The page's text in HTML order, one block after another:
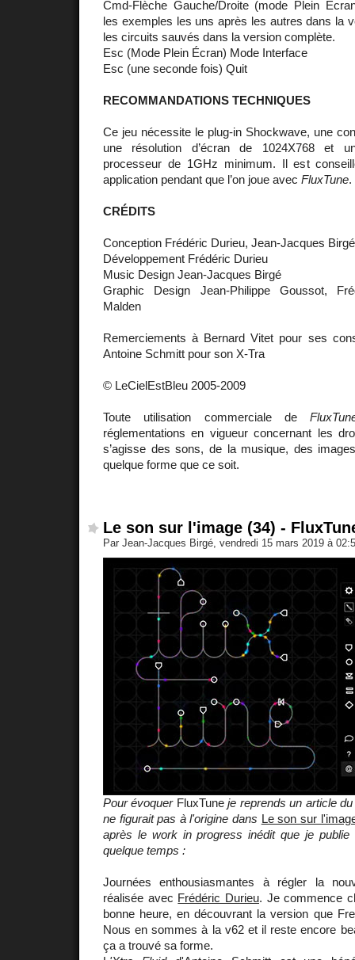
Cmd-Flèche Gauche/Droite (mode Plein
les exemples les uns après les autres dans la
les circuits sauvés dans la version complète.
Esc (Mode Plein Écran) Mode Interface
Esc (une seconde fois) Quit
RECOMMANDATIONS TECHNIQUES
Ce jeu nécessite le plug-in Shockwave, une
une résolution d’écran de 1024X768 et
processeur de 1GHz minimum. Il est
application pendant que l’on joue avec FluxTune.
CRÉDITS
Conception Frédéric Durieu, Jean-Jacques
Développement Frédéric Durieu
Music Design Jean-Jacques Birgé
Graphic Design Jean-Philippe Goussot,
Malden
Remerciements à Bernard Vitet pour ses
Antoine Schmitt pour son X-Tra
© LeCielEstBleu 2005-2009
Toute utilisation commerciale de
réglementations en vigueur concernant les
s’agisse des sons, de la musique, des
quelque forme que ce soit.
Le son sur l'image (34) -
Par Jean-Jacques Birgé, vendredi 15 mars 2019 à
Pour évoquer FluxTuneje reprends un article
ne figurait pas à l'origine dans Le son sur
après le work in progress inédit que je
quelque temps :
Journées enthousiasmantes à régler la
réalisée avec Frédéric Durieu. Je commence
bonne heure, en découvrant la version que
Nous en sommes à la v62 et il reste encore
ça a trouvé sa forme.